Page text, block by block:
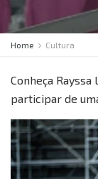
Home Cultura
Conheça
participar de